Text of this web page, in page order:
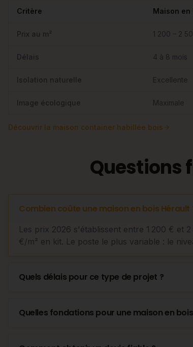
Critère Maison en
Prix au m² 1 200 – 2
Délais 4 à 8 mois
Isolation naturelle Excellente
Image écologique Maximale
Découvrir la maison container habillée bois
Questions
Combien coûte une maison en bois Hérault
Les prix 2026 s'établissent entre 1 200 € et
€/m² en kit. Le poste le plus variable : le
Quels délais pour ce type de projet ?
Quelles fondations pour une maison en